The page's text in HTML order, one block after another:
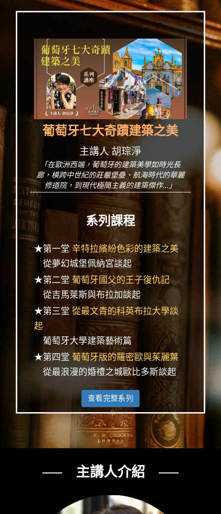
葡萄牙七大奇蹟建築之美
主講人 胡琮淨
「在歐洲西端，葡萄牙的建築美學如時光長
廊，橫跨中世紀的莊嚴堡壘、航海時代的華麗
修道院，到現代極簡主義的建築傑作...」
系列課程
★第一堂 辛特拉繽紛色彩的建築之美
從夢幻城堡佩納宮談起
★第二堂 葡萄牙國父的王子復仇記
從吉馬萊斯與布拉加談起
★第三堂 從最文青的科英布拉大學談
起
葡萄牙大學建築藝術篇
★第四堂 葡萄牙版的羅密歐與茱麗葉
從最浪漫的婚禮之城歐比多斯談起
查看完整系列
── 主講人介紹 ──